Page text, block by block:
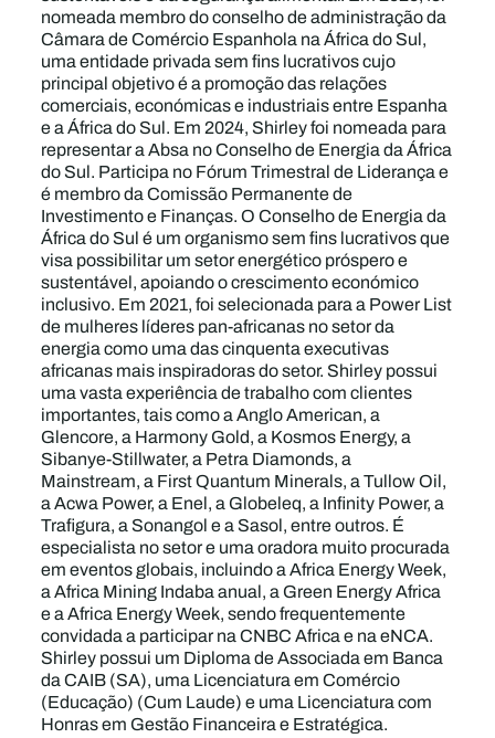
nomeada membro do conselho de administração da
Câmara de Comércio Espanhola na África do Sul,
uma entidade privada sem fins lucrativos cujo
principal objetivo é a promoção das relações
comerciais, económicas e industriais entre Espanha
e a África do Sul. Em 2024, Shirley foi nomeada para
representar a Absa no Conselho de Energia da África
do Sul. Participa no Fórum Trimestral de Liderança e
é membro da Comissão Permanente de
Investimento e Finanças. O Conselho de Energia da
África do Sul é um organismo sem fins lucrativos que
visa possibilitar um setor energético próspero e
sustentável, apoiando o crescimento económico
inclusivo. Em 2021, foi selecionada para a Power List
de mulheres líderes pan-africanas no setor da
energia como uma das cinquenta executivas
africanas mais inspiradoras do setor. Shirley possui
uma vasta experiência de trabalho com clientes
importantes, tais como a Anglo American, a
Glencore, a Harmony Gold, a Kosmos Energy, a
Sibanye-Stillwater, a Petra Diamonds, a
Mainstream, a First Quantum Minerals, a Tullow Oil,
a Acwa Power, a Enel, a Globeleq, a Infinity Power, a
Trafigura, a Sonangol e a Sasol, entre outros. É
especialista no setor e uma oradora muito procurada
em eventos globais, incluindo a Africa Energy Week,
a Africa Mining Indaba anual, a Green Energy Africa
e a Africa Energy Week, sendo frequentemente
convidada a participar na CNBC Africa e na eNCA.
Shirley possui um Diploma de Associada em Banca
da CAIB (SA), uma Licenciatura em Comércio
(Educação) (Cum Laude) e uma Licenciatura com
Honras em Gestão Financeira e Estratégica.